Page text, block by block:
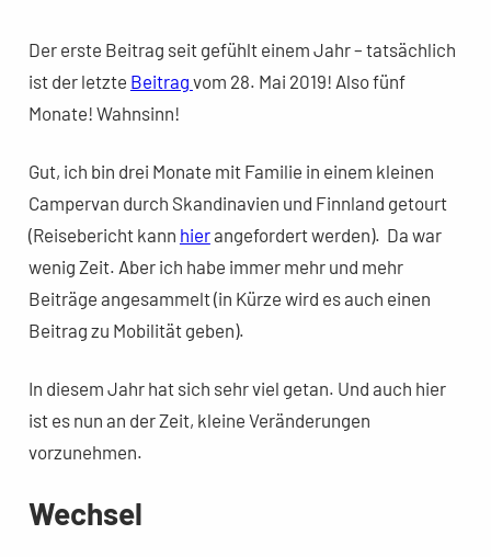
Der erste Beitrag seit gefühlt einem Jahr – tatsächlich
ist der letzte Beitrag vom 28. Mai 2019! Also fünf
Monate! Wahnsinn!
Gut, ich bin drei Monate mit Familie in einem kleinen
Campervan durch Skandinavien und Finnland getourt
(Reisebericht kann hierangefordert werden). Da war
wenig Zeit. Aber ich habe immer mehr und mehr
Beiträge angesammelt (in Kürze wird es auch einen
Beitrag zu Mobilität geben).
In diesem Jahr hat sich sehr viel getan. Und auch hier
ist es nun an der Zeit, kleine Veränderungen
vorzunehmen.
Wechsel